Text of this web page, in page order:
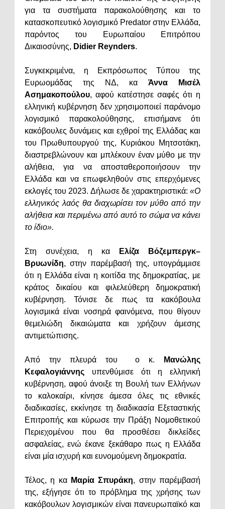
για τα συστήματα παρακολούθησης και το
κατασκοπευτικό λογισμικό Predator στην Ελλάδα,
παρόντος του Ευρωπαίου Επιτρόπου
Δικαιοσύνης, Didier Reynders.
Συγκεκριμένα, η Εκπρόσωπος Τύπου της
Ευρωομάδας της ΝΔ, κα Άννα Μισέλ
Ασημακοπούλου, αφού κατέστησε σαφές ότι η
ελληνική κυβέρνηση δεν χρησιμοποιεί παράνομο
λογισμικό παρακολούθησης, επισήμανε ότι
κακόβουλες δυνάμεις και εχθροί της Ελλάδας και
του Πρωθυπουργού της, Κυριάκου Μητσοτάκη,
διαστρεβλώνουν και μπλέκουν έναν μύθο με την
αλήθεια, για να αποσταθεροποιήσουν την
Ελλάδα και να επωφεληθούν στις επερχόμενες
εκλογές του 2023. Δήλωσε δε χαρακτηριστικά: «Ο
ελληνικός λαός θα διαχωρίσει τον μύθο από την
αλήθεια και περιμένω από αυτό το σώμα να κάνει
το ίδιο».
Στη συνέχεια, η κα
Ελίζα Βόζεμπεργκ–
Βρυωνίδη, στην παρέμβασή της, υπογράμμισε
ότι η Ελλάδα είναι η κοιτίδα της δημοκρατίας, με
κράτος δικαίου και φιλελεύθερη δημοκρατική
κυβέρνηση. Τόνισε δε πως τα κακόβουλα
λογισμικά είναι νοσηρά φαινόμενα, που θίγουν
θεμελιώδη δικαιώματα και χρήζουν άμεσης
αντιμετώπισης.
Από την πλευρά του ο κ.
Μανώλης
Κεφαλογιάννης υπενθύμισε ότι η ελληνική
κυβέρνηση, αφού άνοιξε τη Βουλή των Ελλήνων
το καλοκαίρι, κίνησε άμεσα όλες τις εθνικές
διαδικασίες, εκκίνησε τη διαδικασία Εξεταστικής
Επιτροπής και κύρωσε την Πράξη Νομοθετικού
Περιεχομένου που θα προσθέσει δικλείδες
ασφαλείας, ενώ έκανε ξεκάθαρο πως η Ελλάδα
είναι μία ισχυρή και ευνομούμενη δημοκρατία.
Τέλος, η κα Μαρία Σπυράκη, στην παρέμβασή
της, εξήγησε ότι το πρόβλημα της χρήσης των
κακόβουλων λογισμικών είναι πανευρωπαϊκό και